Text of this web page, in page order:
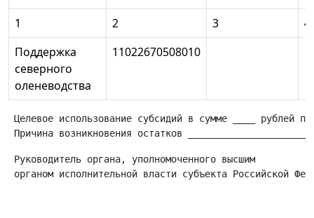
1 2 3
4
Поддержка
северного
оленеводства
11022670508010
Целевое использование субсидий в сумме ____ рублей
Руководитель органа, уполномоченного высшим
органом исполнительной власти субъекта Российской